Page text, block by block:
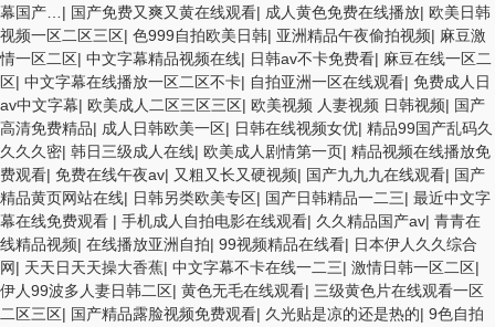
幕国产… | 国产免费又爽又黄在线观看| 成人黄色免费在线播放| 欧美日韩
视频一区二区三区| 色999自拍欧美日韩| 亚洲精品午夜偷拍视频| 麻豆激
情一区二区| 中文字幕精品视频在线| 日韩av不卡免费看| 麻豆在线一区二
区| 中文字幕在线播放一区二区不卡| 自拍亚洲一区在线观看| 免费成人日
av中文字幕| 欧美成人二区三区三区| 欧美视频 人妻视频 日韩视频| 国产
高清免费精品| 成人日韩欧美一区| 日韩在线视频女优| 精品99国产乱码久
久久久密| 韩日三级成人在线| 欧美成人剧情第一页| 精品视频在线播放免
费观看| 免费在线午夜av| 又粗又长又硬视频| 国产九九九在线观看| 国产
精品黄页网站在线| 日韩另类欧美专区| 国产日韩精品一二三| 最近中文字
幕在线免费观看 | 手机成人自拍电影在线观看| 久久精品国产av| 青青在
线精品视频| 在线播放亚洲自拍| 99视频精品在线看| 日本伊人久久综合
网| 天天日天天操大香蕉| 中文字幕不卡在线一二三| 激情日韩一区二区|
伊人99波多人妻日韩二区| 黄色无毛在线观看| 三级黄色片在线观看一区
二区三区| 国产精品露脸视频免费观看| 久光贴是凉的还是热的| 9色自拍